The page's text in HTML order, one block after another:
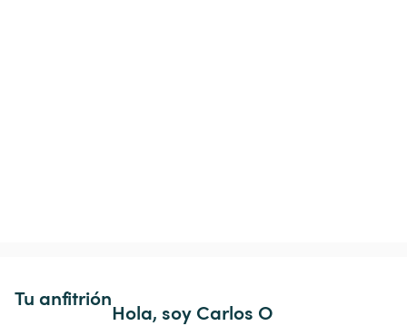
Tu anfitrión
Hola, soy Carlos O